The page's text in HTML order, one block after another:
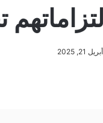
أبريل 21, 2025